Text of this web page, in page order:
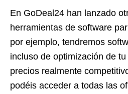
En GoDeal24 han lanzado
herramientas de software
por ejemplo, tendremos
incluso de optimización de
precios realmente
podéis acceder a todas las